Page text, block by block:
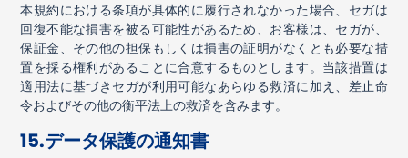
本規約における条項が具体的に履行されなかった場合、セガは
回復不能な損害を被る可能性があるため、お客様は、セガが、
保証金、その他の担保もしくは損害の証明がなくとも必要な措
置を採る権利があることに合意するものとします。当該措置は
適用法に基づきセガが利用可能なあらゆる救済に加え、差止命
令およびその他の衡平法上の救済を含みます。
15.データ保護の通知書